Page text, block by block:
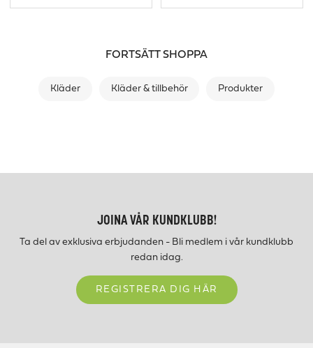
FORTSÄTT SHOPPA
Kläder Kläder & tillbehör Produkter
JOINA VÅR KUNDKLUBB!
Ta del av exklusiva erbjudanden - Bli medlem i vår kundklubb
redan idag.
REGISTRERA DIG HÄR